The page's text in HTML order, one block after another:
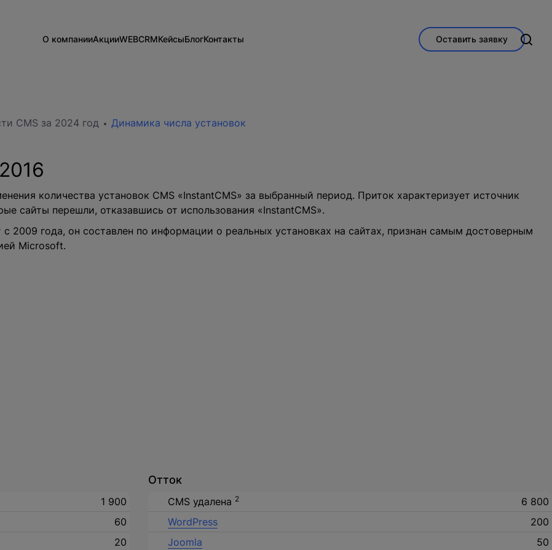
О компании
Вакансии
АкцииWEBCRM
Статистики для Битрикс24
ДЕМО CRM Битрикс24
Внедрение КЭДО
КейсыБлогКонтакты Оставить заявку
CMS за 2024 год Динамика числа установок
количества установок CMS «InstantCMS» за выбранный период. Приток характеризует источник
сайты перешли, отказавшись от использования «InstantCMS».
2009 года, он составлен по информации о реальных установках на сайтах, признан самым достоверным
Microsoft.
1 900
60
20
Отток
CMS удалена 2
6 800
WordPress
200
Joomla
50
Акции